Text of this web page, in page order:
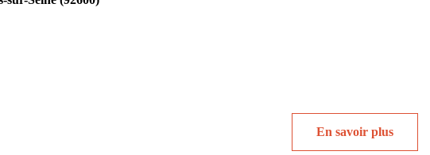
En savoir plus